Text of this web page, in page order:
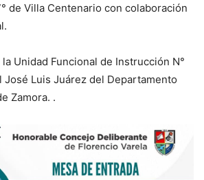
de Villa Centenario con colaboración
Unidad Funcional de Instrucción N°
José Luis Juárez del Departamento
Zamora. .